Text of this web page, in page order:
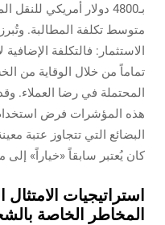
متوسط تكلفة المطالبة.
الاستثمار: فالتكلفة
تماماً من خلال الوقاية من
المحتملة في رضا العملاء.
هذه المؤشرات فرض استخدام
البضائع التي تتجاوز عتبة
كان يُعتبر سابقاً «خياراً» إلى
استراتيجيات
المخاطر الخاصة